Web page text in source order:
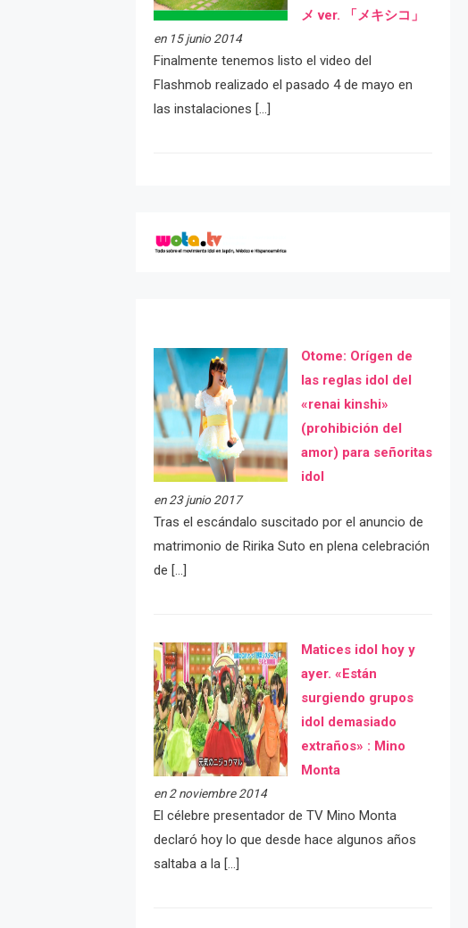
メ ver. 「メキシコ」
en 15 junio 2014
Finalmente tenemos listo el video del
Flashmob realizado el pasado 4 de mayo en
las instalaciones […]
Otome: Orígen de
las reglas idol del
«renai kinshi»
(prohibición del
amor) para señoritas
idol
en 23 junio 2017
Tras el escándalo suscitado por el anuncio de
matrimonio de Ririka Suto en plena celebración
de […]
Matices idol hoy y
ayer. «Están
surgiendo grupos
idol demasiado
extraños» : Mino
Monta
en 2 noviembre 2014
El célebre presentador de TV Mino Monta
declaró hoy lo que desde hace algunos años
saltaba a la […]